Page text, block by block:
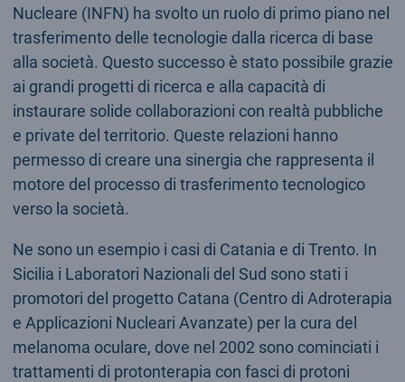
Nucleare (INFN) ha svolto un ruolo di primo piano nel
trasferimento delle tecnologie dalla ricerca di base
alla società. Questo successo è stato possibile grazie
ai grandi progetti di ricerca e alla capacità di
instaurare solide collaborazioni con realtà pubbliche
e private del territorio. Queste relazioni hanno
permesso di creare una sinergia che rappresenta il
motore del processo di trasferimento tecnologico
verso la società.
Ne sono un esempio i casi di Catania e di Trento. In
Sicilia i Laboratori Nazionali del Sud sono stati i
promotori del progetto Catana (Centro di Adroterapia
e Applicazioni Nucleari Avanzate) per la cura del
melanoma oculare, dove nel 2002 sono cominciati i
trattamenti di protonterapia con fasci di protoni